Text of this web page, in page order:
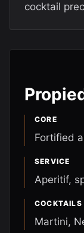
cocktail
CORE
Fortified
SERVICE
Aperitif,
COCKTAILS
Martini,